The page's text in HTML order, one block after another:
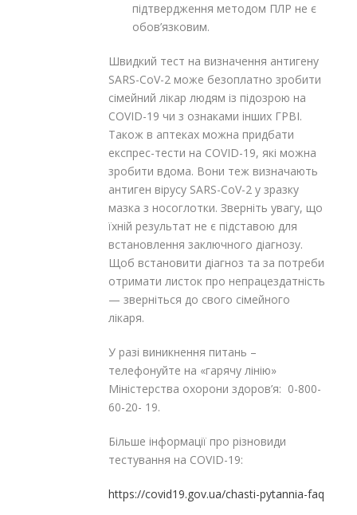
підтвердження методом ПЛР не є
обов’язковим.
Швидкий тест на визначення антигену
SARS-CoV-2 може безоплатно зробити
сімейний лікар людям із підозрою на
COVID-19 чи з ознаками інших ГРВІ.
Також в аптеках можна придбати
експрес-тести на COVID-19, які можна
зробити вдома. Вони теж визначають
антиген вірусу SARS-CoV-2 у зразку
мазка з носоглотки. Зверніть увагу, що
їхній результат не є підставою для
встановлення заключного діагнозу.
Щоб встановити діагноз та за потреби
отримати листок про непрацездатність
— зверніться до свого сімейного
лікаря.
У разі виникнення питань –
телефонуйте на «гарячу лінію»
Міністерства охорони здоров’я: 0-800-
60-20- 19.
Більше інформації про різновиди
тестування на COVID-19:
https://covid19.gov.ua/chasti-pytannia-faq